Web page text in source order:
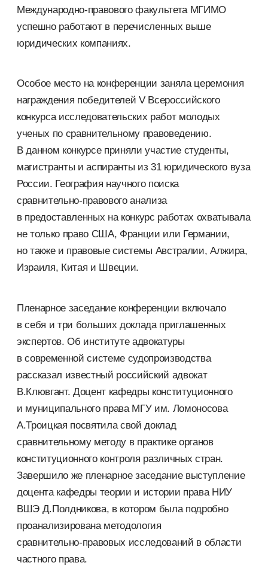
Международно-правовогофакультета МГИМО
успешно работают в перечисленных выше
юридических компаниях.
Особое место на конференции заняла церемония
награждения победителей V Всероссийского
конкурса исследовательских работ молодых
ученых по сравнительному правоведению.
В данном конкурсе приняли участие студенты,
магистранты и аспиранты из 31 юридического вуза
России. География научного поиска
сравнительно-правовогоанализа
в предоставленных на конкурс работах охватывала
не только право США, Франции или Германии,
но также и правовые системы Австралии, Алжира,
Израиля, Китая и Швеции.
Пленарное заседание конференции включало
в себя и три больших доклада приглашенных
экспертов. Об институте адвокатуры
в современной системе судопроизводства
рассказал известный российский адвокат
В.Клювгант. Доцент кафедры конституционного
и муниципального права МГУ им. Ломоносова
А.Троицкая посвятила свой доклад
сравнительному методу в практике органов
конституционного контроля различных стран.
Завершило же пленарное заседание выступление
доцента кафедры теории и истории права НИУ
ВШЭ Д.Полдникова, в котором была подробно
проанализирована методология
сравнительно-правовых исследований в области
частного права.